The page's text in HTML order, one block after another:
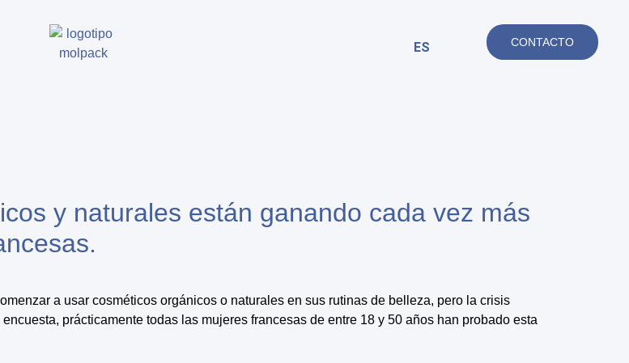
ES CONTACTO
y naturales están ganando cada vez más
a usar cosméticos orgánicos o naturales en sus rutinas de belleza, pero la crisis
prácticamente todas las mujeres francesas de entre 18 y 50 años han probado esta